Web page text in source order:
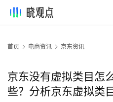
首页 电商资讯 京东资讯
京东没有虚拟类目怎
些？分析京东虚拟类目